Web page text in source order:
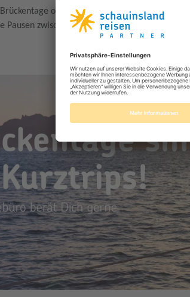
optimal nutzt, um mit wenigen
Pausen zwischendurch. So holst Du das